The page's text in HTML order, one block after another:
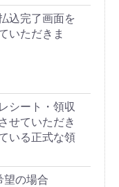
込完了画面を
いただきま
シート・領収
せていただき
いる正式な領
望の場合